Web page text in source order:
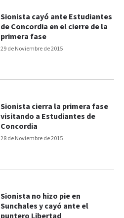
29 de Noviembre de 2015
Sionista cayó ante Estudiantes
de Concordia en el cierre de la
primera fase
28 de Noviembre de 2015
Sionista cierra la primera fase
visitando a Estudiantes de
Concordia
Sionista no hizo pie en
Sunchales y cayó ante el